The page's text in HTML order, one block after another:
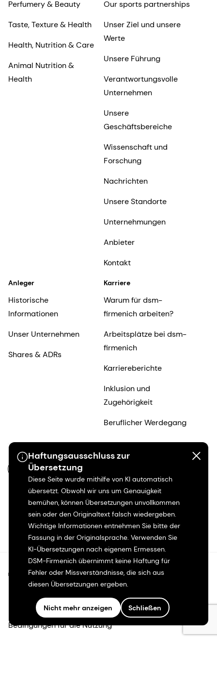
Haftungsausschluss zur
Übersetzung
Diese Seite wurde mithilfe von KI automatisch
übersetzt. Obwohl wir uns um Genauigkeit
bemühen, können Übersetzungen unvollkommen
sein oder den Originaltext falsch wiedergeben.
Wichtige Informationen entnehmen Sie bitte der
Fassung in der Originalsprache. Verwenden Sie
KI-Übersetzungen nach eigenem Ermessen.
DSM-Firmenich übernimmt keine Haftung für
Fehler oder Missverständnisse, die sich aus
diesen Übersetzungen ergeben.
Nicht mehr anzeigen Schließen
Perfumery & Beauty
Taste, Texture & Health
Health, Nutrition & Care
Animal Nutrition &
Health
Our sports partnerships
Unser Ziel und unsere
Werte
Unsere Führung
Verantwortungsvolle
Unternehmen
Unsere
Geschäftsbereiche
Wissenschaft und
Forschung
Nachrichten
Unsere Standorte
Unternehmungen
Anbieter
Kontakt
Anleger
Historische
Informationen
Unser Unternehmen
Shares & ADRs
Karriere
Warum für dsm-
firmenich arbeiten?
Arbeitsplätze bei dsm-
firmenich
Karriereberichte
Inklusion und
Zugehörigkeit
Beruflicher Werdegang
DE-DE
©2026 dsm-firmenich. Alle Rechte vorbehalten.
Hinweis zum Datenschutz
Bedingungen für die Nutzung